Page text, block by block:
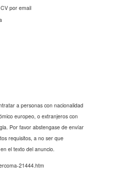
por email
a personas con nacionalidad
europeo, o extranjeros con
Por favor abstengase de envíar
requisitos, a no ser que
el texto del anuncio.
21444.htm